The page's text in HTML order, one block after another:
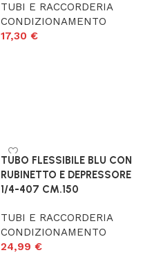
TUBI E RACCORDERIA
CONDIZIONAMENTO
17,30 €
TUBO FLESSIBILE BLU CON
RUBINETTO E DEPRESSORE
1/4-407 CM.150
TUBI E RACCORDERIA
CONDIZIONAMENTO
24,99 €